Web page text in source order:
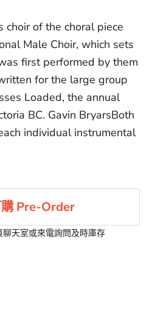
of the choral piece
Male Choir, which sets
first performed by them
for the large group
Loaded, the annual
BC. Gavin BryarsBoth
individual instrumental
Pre-Order
天室或來電詢問及時庫存